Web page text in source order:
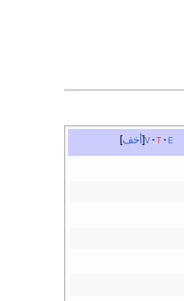
أخف v t e